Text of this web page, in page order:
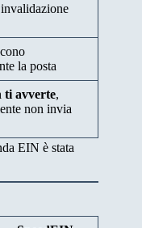
la posta
ti avverte,
non invia
EIN è stata